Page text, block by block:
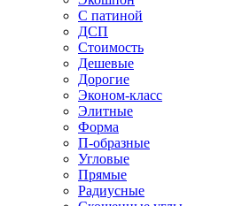
С патиной
ДСП
Стоимость
Дешевые
Дорогие
Эконом-класс
Элитные
Форма
П-образные
Угловые
Прямые
Радиусные